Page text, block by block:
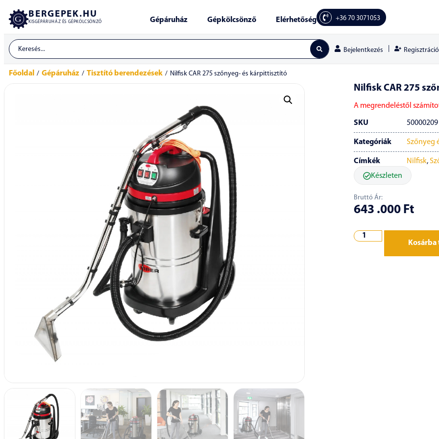
BERGEPEK.HU
KISGÉPÁRUHÁZ ÉS GÉPKÖLCSÖNZŐ Gépáruház Gépkölcsönző Elérhetőség +36 70 3071053
Bejelentkezés Regisztráció
Főoldal / Gépáruház / Tisztító berendezések / Nilfisk CAR 275 szőnyeg- és kárpittisztító
Nilfisk CAR 275
A megrendeléstől
SKU 50000209
Kategóriák Szőnyeg
Címkék Nilfisk,
Készleten
Bruttó Ár:
643 .000 Ft
Kosárba